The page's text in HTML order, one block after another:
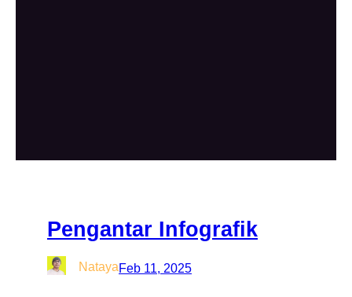
Pengantar Infografik
NatayaFeb 11, 2025